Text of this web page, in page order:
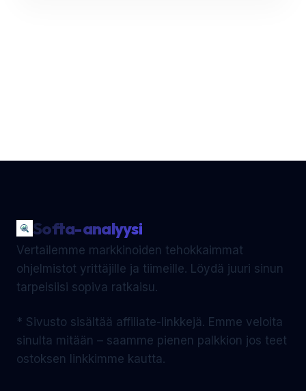
Softa-analyysi
Vertailemme markkinoiden tehokkaimmat
ohjelmistot yrittäjille ja tiimeille. Löydä juuri sinun
tarpeisiisi sopiva ratkaisu.
* Sivusto sisältää affiliate-linkkejä. Emme veloita
sinulta mitään – saamme pienen palkkion jos teet
ostoksen linkkimme kautta.